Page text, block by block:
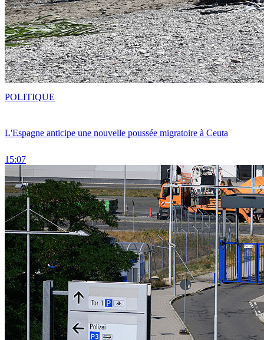
L'Espagne anticipe une nouvelle poussée migratoire à Ceuta
15:07
POLITIQUE